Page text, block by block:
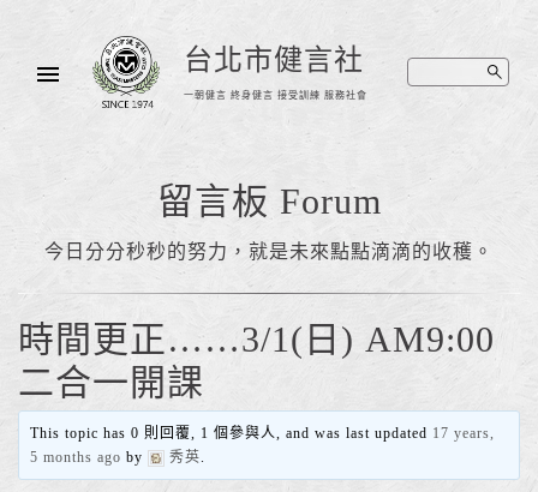
台北市健言社
一朝健言 終身健言 接受訓練 服務社會
留言板 Forum
今日分分秒秒的努力，就是未來點點滴滴的收穫。
時間更正……3/1(日) AM9:00
二合一開課
This topic has 0 則回覆, 1 個參與人, and was last updated 17 years,
5 months ago by 秀英.